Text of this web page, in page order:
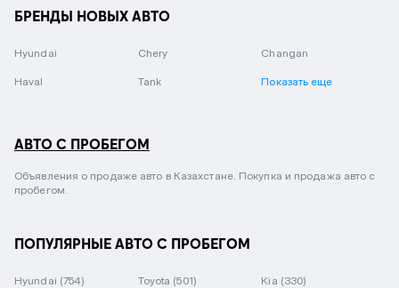
БРЕНДЫ НОВЫХ АВТО
Hyundai Chery Changan
Haval Tank Показать еще
АВТО С ПРОБЕГОМ
Объявления о продаже авто в Казахстане. Покупка и продажа авто с
пробегом.
ПОПУЛЯРНЫЕ АВТО С ПРОБЕГОМ
Hyundai (754) Toyota (501) Kia (330)